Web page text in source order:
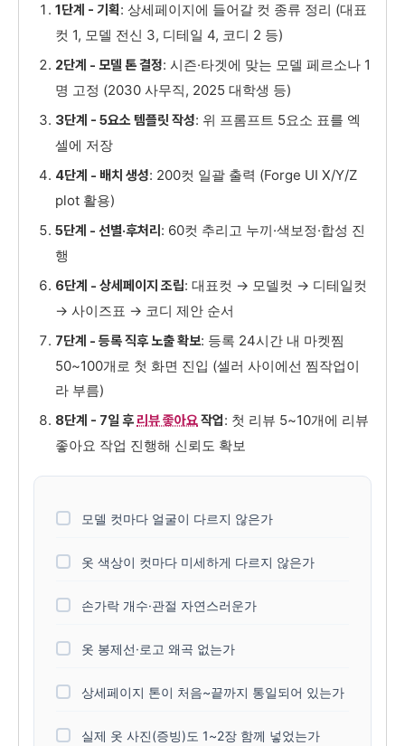
1단계 - 기획: 상세페이지에 들어갈 컷 종류 정리 (대표
컷 1, 모델 전신 3, 디테일 4, 코디 2 등)
2단계 - 모델 톤 결정: 시즌·타겟에 맞는 모델 페르소나 1
명 고정 (2030 사무직, 2025 대학생 등)
3단계 - 5요소 템플릿 작성: 위 프롬프트 5요소 표를 엑
셀에 저장
4단계 - 배치 생성: 200컷 일괄 출력 (Forge UI X/Y/Z
plot 활용)
5단계 - 선별·후처리 : 60컷 추리고 누끼·색보정·합성 진
행
6단계 - 상세페이지 조립: 대표컷 → 모델컷 → 디테일컷
→ 사이즈표 → 코디 제안 순서
7단계 - 등록 직후 노출 확보: 등록 24시간 내 마켓찜
50~100개로 첫 화면 진입 (셀러 사이에선 찜작업이
라 부름)
8단계 - 7일 후 리뷰 좋아요작업: 첫 리뷰 5~10개에 리뷰
좋아요 작업 진행해 신뢰도 확보
모델 컷마다 얼굴이 다르지 않은가
옷 색상이 컷마다 미세하게 다르지 않은가
손가락 개수·관절 자연스러운가
옷 봉제선·로고 왜곡 없는가
상세페이지 톤이 처음~끝까지 통일되어 있는가
실제 옷 사진(증빙)도 1~2장 함께 넣었는가